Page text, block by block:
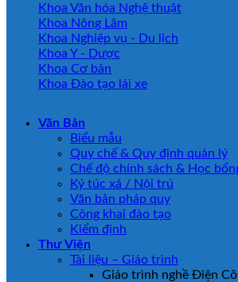
Khoa Văn hóa Nghệ thuật
Khoa Nông Lâm
Khoa Nghiệp vụ - Du lịch
Khoa Y - Dược
Khoa Cơ bản
Khoa Đào tạo lái xe
Văn Bản
Biểu mẫu
Quy chế & Quy định quản lý
Chế độ chính sách & Học
Ký túc xá / Nội trú
Văn bản pháp quy
Công khai đào tạo
Kiểm định
Thư Viện
Tài liệu – Giáo trình
Giáo trình nghề Điện